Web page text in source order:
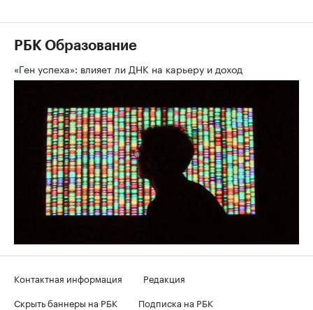
РБК Образование
«Ген успеха»: влияет ли ДНК на карьеру и доход
Контактная информация
Редакция
Скрыть баннеры на РБК
Подписка на РБК